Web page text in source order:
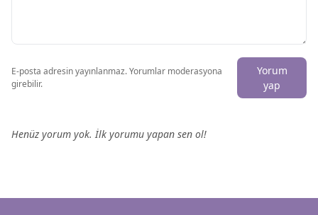
E-posta adresin yayınlanmaz. Yorumlar moderasyona
girebilir.
Yorum
yap
Henüz yorum yok. İlk yorumu yapan sen ol!